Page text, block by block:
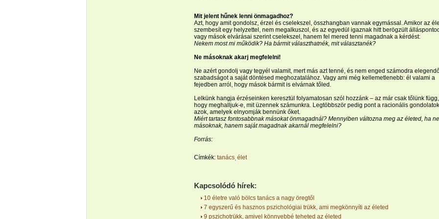
Mit jelent hűnek lenni önmagadhoz?
Azt, hogy amit gondolsz, érzel és cselekszel, összhangban vannak egymással. Amikor az
szembesít egy helyzettel, nem megalkuszol, és az egyedül igaznak hitt berögzült álláspontod
vagy mások elvárásai szerint cselekszel, hanem fel mered tenni magadnak a kérdést:
Nekem most mi működik? Ha bármit választhatnék, mit választanék?
Ne másoknak akarj megfelelni!
Ne azért gondolj vagy tegyél valamit, mert más azt tenné, és nem enged számodra
szabadságot a saját döntésed meghozatalához. Vagy ami még kellemetlenebb: él valami a
fejedben arról, hogy mások bármit is elvárnak tőled.
Lelkünk hangja érzéseinken keresztül folyamatosan szól hozzánk – az már csak tőlünk függ,
hogy meghalljuk-e, mit üzennek számunkra. Legtöbbször pedig pont a racionális gondolatok
azok, amelyek elnyomják bennünk őket.
Miért tartasz fontosabbnak másokat önmagadnál? Mennyiben változna meg az életed, ha
másoknak, hanem saját magadnak akarnál megfelelni?
Forrás:
Címkék: tanács élet
Kapcsolódó hírek:
10 életre való bölcs tanács a nagy öregtől
7 egyszerű és hasznos pszichológiai trükk, ami megkönnyíti az életed
9 pszichotrükk, amivel könnyebbé teheted az életed